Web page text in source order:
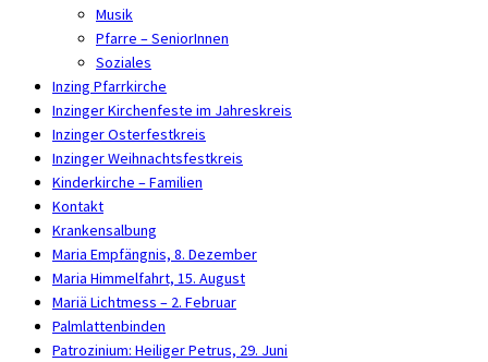
Musik
Pfarre – SeniorInnen
Soziales
Inzing Pfarrkirche
Inzinger Kirchenfeste im Jahreskreis
Inzinger Osterfestkreis
Inzinger Weihnachtsfestkreis
Kinderkirche – Familien
Kontakt
Krankensalbung
Maria Empfängnis, 8. Dezember
Maria Himmelfahrt, 15. August
Mariä Lichtmess – 2. Februar
Palmlattenbinden
Patrozinium: Heiliger Petrus, 29. Juni